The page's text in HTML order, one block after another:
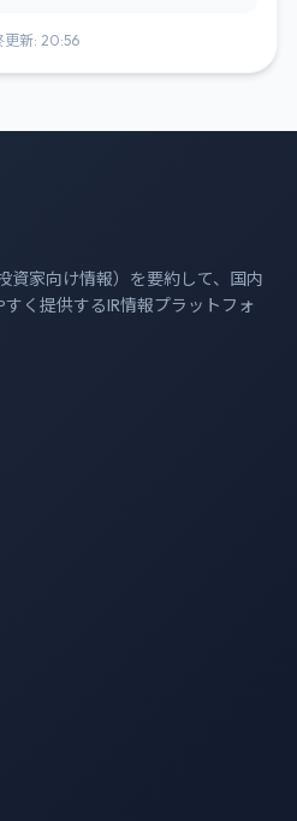
更新: 20:56
資家向け情報）を要約して、国内
く提供するIR情報プラットフォ